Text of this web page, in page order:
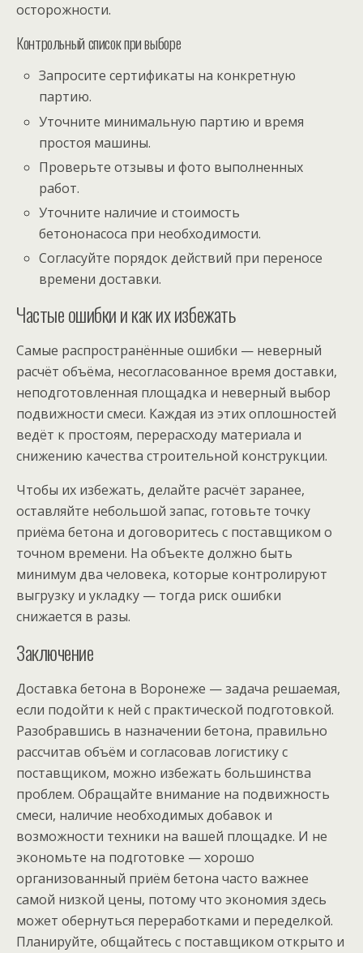
осторожности.
Контрольный список при выборе
Запросите сертификаты на конкретную
партию.
Уточните минимальную партию и время
простоя машины.
Проверьте отзывы и фото выполненных
работ.
Уточните наличие и стоимость
бетононасоса при необходимости.
Согласуйте порядок действий при переносе
времени доставки.
Частые ошибки и как их избежать
Самые распространённые ошибки — неверный
расчёт объёма, несогласованное время доставки,
неподготовленная площадка и неверный выбор
подвижности смеси. Каждая из этих оплошностей
ведёт к простоям, перерасходу материала и
снижению качества строительной конструкции.
Чтобы их избежать, делайте расчёт заранее,
оставляйте небольшой запас, готовьте точку
приёма бетона и договоритесь с поставщиком о
точном времени. На объекте должно быть
минимум два человека, которые контролируют
выгрузку и укладку — тогда риск ошибки
снижается в разы.
Заключение
Доставка бетона в Воронеже — задача решаемая,
если подойти к ней с практической подготовкой.
Разобравшись в назначении бетона, правильно
рассчитав объём и согласовав логистику с
поставщиком, можно избежать большинства
проблем. Обращайте внимание на подвижность
смеси, наличие необходимых добавок и
возможности техники на вашей площадке. И не
экономьте на подготовке — хорошо
организованный приём бетона часто важнее
самой низкой цены, потому что экономия здесь
может обернуться переработками и переделкой.
Планируйте, общайтесь с поставщиком открыто и